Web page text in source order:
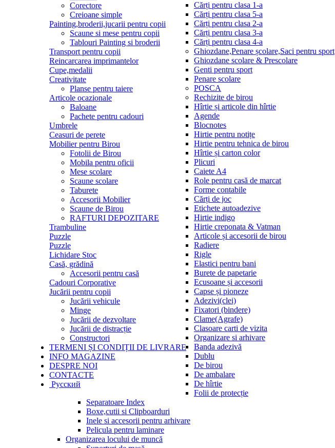
Corectore
Creioane simple
Painting,broderii,jucarii pentru copii
Scaune si mese pentru copii
Tablouri Painting si broderii
Transport pentru copii
Reincarcarea imprimantelor
Cupe,medalii
Creativitate
Planse pentru taiere
Articole ocazionale
Baloane
Pachete pentru cadouri
Umbrele
Ceasuri de perete
Mobilier pentru Birou
Fotolii de Birou
Mobila pentru oficii
Mese scolare
Scaune scolare
Taburete
Accesorii Mobilier
Scaune de Birou
RAFTURI DEPOZITARE
Trambuline
Puzzle
Puzzle
Lichidare Stoc
Casă, grădină
Accesorii pentru casă
Cadouri Corporative
Jucării pentru copii
Jucării vehicule
Minge
Jucării de dezvoltare
Jucării de distracție
Constructori
TERMENI ȘI CONDIȚII DE LIVRARE
INFO MAGAZINE
DESPRE NOI
CONTACTE
Русский
Cărți pentru clasa 1-a
Cărți pentru clasa 5-a
Cărți pentru clasa 2-a
Cărți pentru clasa 3-a
Cărți pentru clasa 4-a
Ghiozdane,Penare școlare,Saci pentru sport
Ghiozdane scolare & Prescolare
Genti pentru sport
Penare scolare
POSCA
Rechizite de birou
Hîrtie și articole din hîrtie
Agende
Blocnotes
Hirtie pentru notițe
Hirtie pentru tehnica de birou
Hîrtie și carton color
Plicuri
Caiete A4
Role pentru casă de marcat
Forme contabile
Cărți de joc
Etichete autoadezive
Hirtie indigo
Hirtie creponata & Vatman
Articole și accesorii de birou
Radiere
Rigle
Elastici pentru bani
Burete de papetarie
Ecusoane și accesorii
Capse și pioneze
Adezivi(clei)
Fixatori (bindere)
Clame(Agrafe)
Clasoare carti de vizita
Organizare si arhivare
Banda adezivă
Dublu
De birou
De ambalare
De hîrtie
Folii de protecție
Separatoare Index
Boxe,cutii si Clipboarduri
Inele si accesorii pentru arhivare
Pelicula pentru laminare
Organizarea locului de muncă